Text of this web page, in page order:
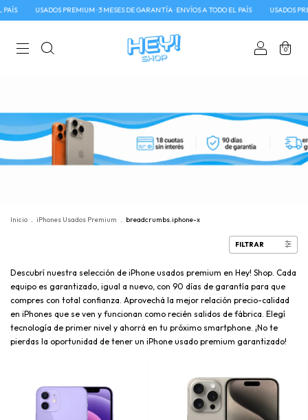
PREMIUM · 3 MESES DE GARANTÍA · ENVÍOS A TODO EL PAÍS USADOS PREMIUM · 3
0
Inicio . iPhones Usados Premium . breadcrumbs.iphone-x
FILTRAR
Descubrí nuestra selección de iPhone usados premium en Hey! Shop. Cada
equipo es garantizado, igual a nuevo, con 90 días de garantía para que
compres con total confianza. Aprovechá la mejor relación precio-calidad
en iPhones que se ven y funcionan como recién salidos de fábrica. Elegí
tecnología de primer nivel y ahorrá en tu próximo smartphone. ¡No te
pierdas la oportunidad de tener un iPhone usado premium garantizado!